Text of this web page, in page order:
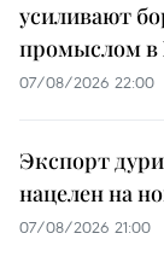
усиливают
промыслом в
07/08/2026 22:00
Экспорт
нацелен на
07/08/2026 21:00